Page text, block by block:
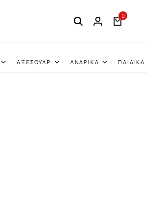
0
ΑΞΕΣΟΥΑΡ ΑΝΔΡΙΚΑ ΠΑΙΔΙΚΑ